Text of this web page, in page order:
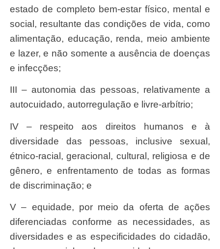
estado de completo bem-estar físico, mental e
social, resultante das condições de vida, como
alimentação, educação, renda, meio ambiente
e lazer, e não somente a ausência de doenças
e infecções;
III – autonomia das pessoas, relativamente a
autocuidado, autorregulação e livre-arbítrio;
IV – respeito aos direitos humanos e à
diversidade das pessoas, inclusive sexual,
étnico-racial, geracional, cultural, religiosa e de
gênero, e enfrentamento de todas as formas
de discriminação; e
V – equidade, por meio da oferta de ações
diferenciadas conforme as necessidades, as
diversidades e as especificidades do cidadão,